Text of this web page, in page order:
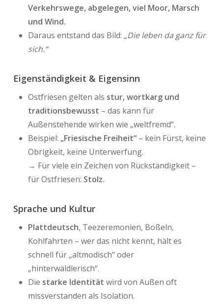
Verkehrswege, abgelegen, viel Moor, Marsch
und Wind.
Daraus entstand das Bild: „Die leben da ganz für
sich.“
Eigenständigkeit & Eigensinn
Ostfriesen gelten als stur, wortkarg und
traditionsbewusst – das kann für
Außenstehende wirken wie „weltfremd“.
Beispiel: „Friesische Freiheit“– kein Fürst, keine
Obrigkeit, keine Unterwerfung.
→ Für viele ein Zeichen von Rückständigkeit –
für Ostfriesen: Stolz.
Sprache und Kultur
Plattdeutsch, Teezeremonien, Boßeln,
Kohlfahrten – wer das nicht kennt, hält es
schnell für „altmodisch“ oder
„hinterwäldlerisch“.
Die starke Identität wird von Außen oft
missverstanden als Isolation.